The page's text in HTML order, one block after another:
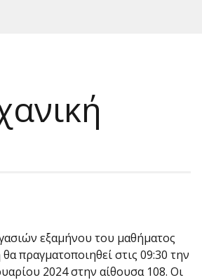
εξαμήνου του μαθήματος
πραγματοποιηθεί στις 09:30 την
2024 στην αίθουσα 108. Οι